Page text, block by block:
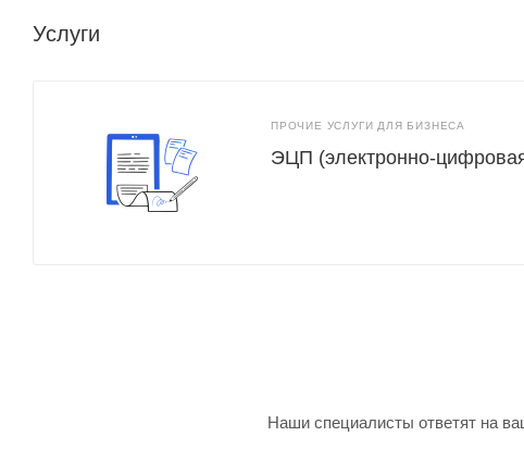
Услуги
ПРОЧИЕ УСЛУГИ ДЛЯ БИЗНЕСА
ЭЦП (электронно-
Наши специалисты ответят на